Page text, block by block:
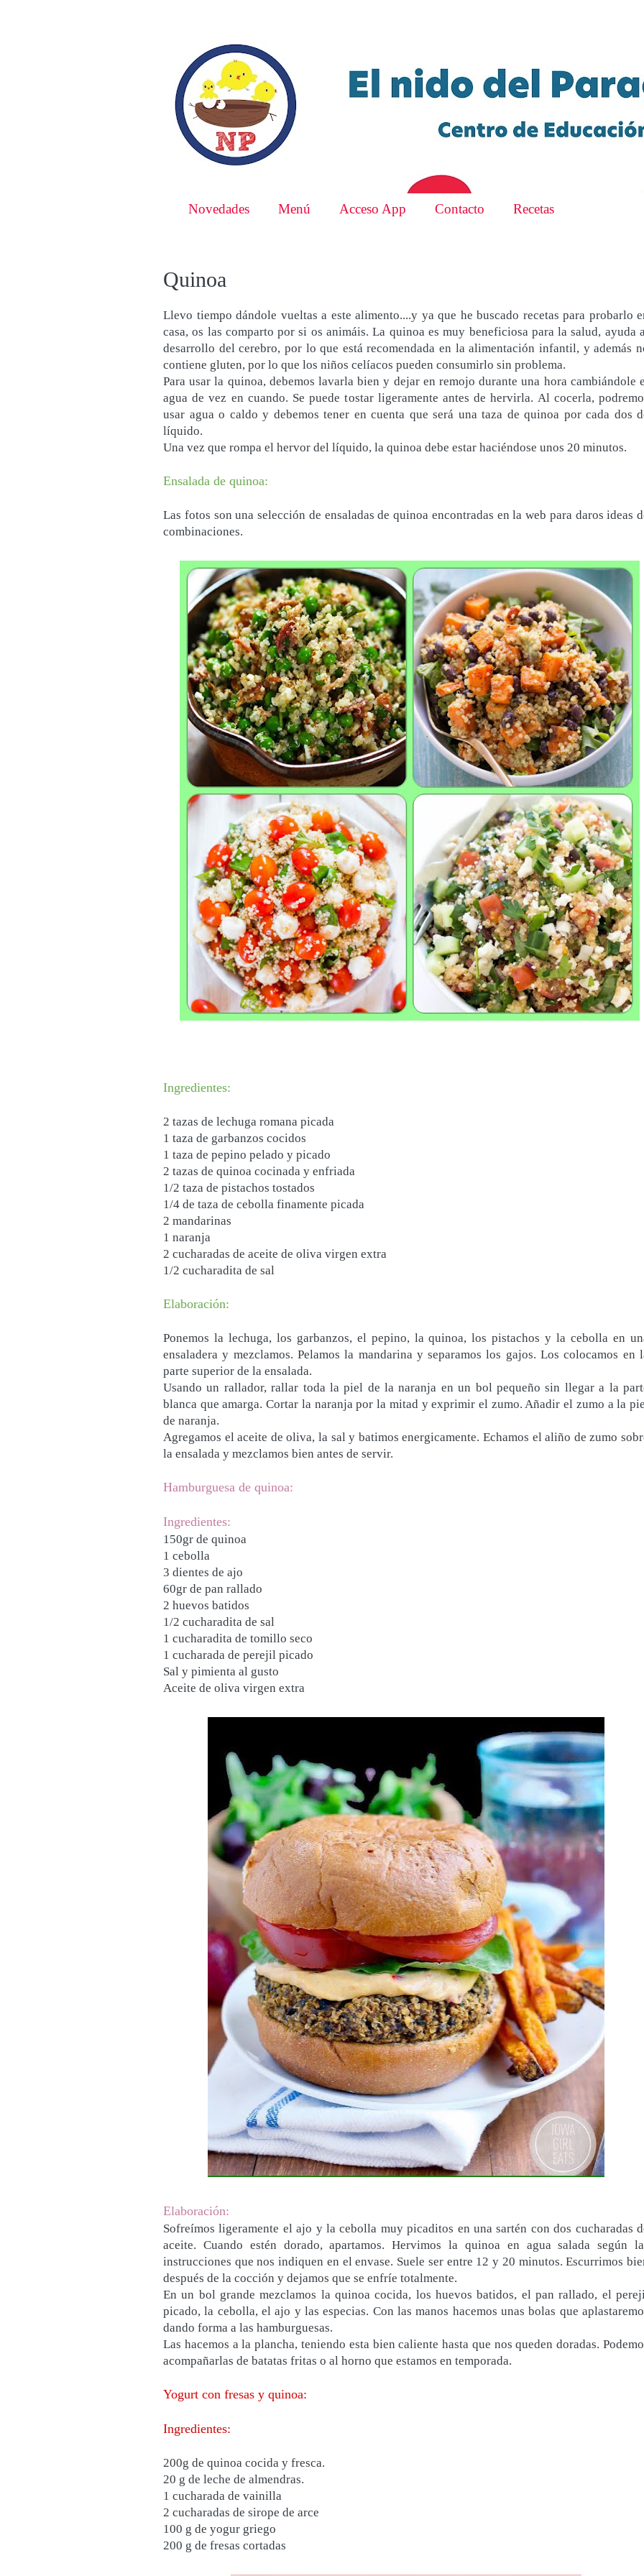
Novedades Menú Acceso App Contacto Recetas
Quinoa
Llevo tiempo dándole vueltas a este alimento....y ya que he buscado recetas para probarlo
casa, os las comparto por si os animáis. La quinoa es muy beneficiosa para la salud, ayuda
desarrollo del cerebro, por lo que está recomendada en la alimentación infantil, y además
contiene gluten, por lo que los niños celíacos pueden consumirlo sin problema.
Para usar la quinoa, debemos lavarla bien y dejar en remojo durante una hora cambiándole
agua de vez en cuando. Se puede tostar ligeramente antes de hervirla. Al cocerla,
usar agua o caldo y debemos tener en cuenta que será una taza de quinoa por cada dos
líquido.
Una vez que rompa el hervor del líquido, la quinoa debe estar haciéndose unos 20 minutos.
Ensalada de quinoa:
Las fotos son una selección de ensaladas de quinoa encontradas en la web para daros ideas
combinaciones.
Ingredientes:
2 tazas de lechuga romana picada
1 taza de garbanzos cocidos
1 taza de pepino pelado y picado
2 tazas de quinoa cocinada y enfriada
1/2 taza de pistachos tostados
1/4 de taza de cebolla finamente picada
2 mandarinas
1 naranja
2 cucharadas de aceite de oliva virgen extra
1/2 cucharadita de sal
Elaboración:
Ponemos la lechuga, los garbanzos, el pepino, la quinoa, los pistachos y la cebolla en
ensaladera y mezclamos. Pelamos la mandarina y separamos los gajos. Los colocamos en
parte superior de la ensalada.
Usando un rallador, rallar toda la piel de la naranja en un bol pequeño sin llegar a la
blanca que amarga. Cortar la naranja por la mitad y exprimir el zumo. Añadir el zumo a la
de naranja.
Agregamos el aceite de oliva, la sal y batimos energicamente. Echamos el aliño de zumo
la ensalada y mezclamos bien antes de servir.
Hamburguesa de quinoa:
Ingredientes:
150gr de quinoa
1 cebolla
3 dientes de ajo
60gr de pan rallado
2 huevos batidos
1/2 cucharadita de sal
1 cucharadita de tomillo seco
1 cucharada de perejil picado
Sal y pimienta al gusto
Aceite de oliva virgen extra
Elaboración:
Sofreímos ligeramente el ajo y la cebolla muy picaditos en una sartén con dos cucharadas
aceite. Cuando estén dorado, apartamos. Hervimos la quinoa en agua salada según
instrucciones que nos indiquen en el envase. Suele ser entre 12 y 20 minutos. Escurrimos
después de la cocción y dejamos que se enfríe totalmente.
En un bol grande mezclamos la quinoa cocida, los huevos batidos, el pan rallado, el
picado, la cebolla, el ajo y las especias. Con las manos hacemos unas bolas que
dando forma a las hamburguesas.
Las hacemos a la plancha, teniendo esta bien caliente hasta que nos queden doradas.
acompañarlas de batatas fritas o al horno que estamos en temporada.
Yogurt con fresas y quinoa:
Ingredientes:
200g de quinoa cocida y fresca.
20 g de leche de almendras.
1 cucharada de vainilla
2 cucharadas de sirope de arce
100 g de yogur griego
200 g de fresas cortadas